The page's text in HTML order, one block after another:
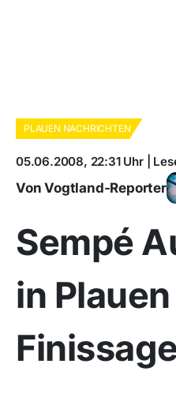
PLAUEN NACHRICHTEN
05.06.2008, 22:31 Uhr |
Von Vogtland-Reporter
Sempé
in